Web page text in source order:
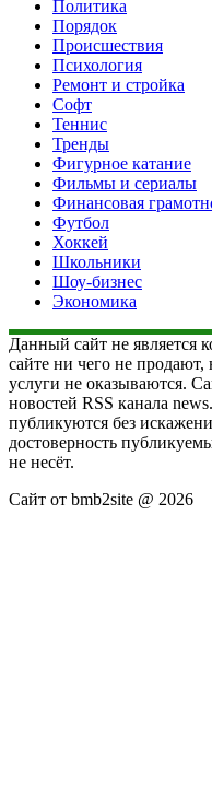
Политика
Порядок
Происшествия
Психология
Ремонт и стройка
Софт
Теннис
Тренды
Фигурное катание
Фильмы и сериалы
Финансовая
Футбол
Хоккей
Школьники
Шоу-бизнес
Экономика
Данный сайт не является
сайте ни чего не
услуги не оказываются.
новостей RSS канала
публикуются без
достоверность
не несёт.
Сайт от bmb2site @ 2026